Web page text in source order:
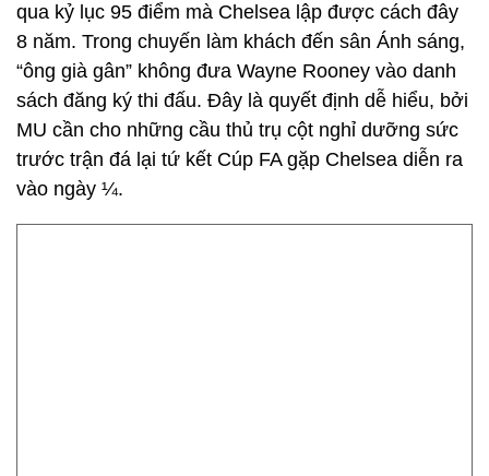
qua kỷ lục 95 điểm mà Chelsea lập được cách đây
8 năm. Trong chuyến làm khách đến sân Ánh sáng,
“ông già gân” không đưa Wayne Rooney vào danh
sách đăng ký thi đấu. Đây là quyết định dễ hiểu, bởi
MU cần cho những cầu thủ trụ cột nghỉ dưỡng sức
trước trận đá lại tứ kết Cúp FA gặp Chelsea diễn ra
vào ngày ¼.